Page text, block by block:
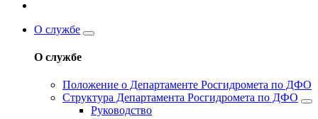
О службе
О службе
Положение о Департаменте Росгидромета по ДФО
Структура Департамента Росгидромета по ДФО
Руководство